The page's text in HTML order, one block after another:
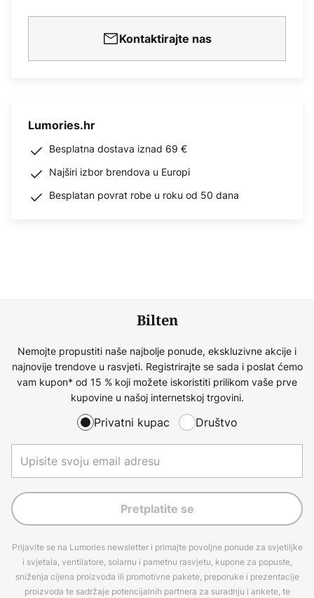
Kontaktirajte nas
Lumories.hr
Besplatna dostava iznad 69 €
Najširi izbor brendova u Europi
Besplatan povrat robe u roku od 50 dana
Bilten
Nemojte propustiti naše najbolje ponude, ekskluzivne akcije i
najnovije trendove u rasvjeti. Registrirajte se sada i poslat ćemo
vam kupon* od 15 % koji možete iskoristiti prilikom vaše prve
kupovine u našoj internetskoj trgovini.
Privatni kupac Društvo
Pretplatite se
Prijavite se na Lumories newsletter i primajte povoljne ponude za svjetiljke
i svjetala, ventilatore, solarnu i pametnu rasvjetu, kupone za popuste,
sniženja cijena proizvoda ili promotivne pakete, preporuke i prezentacije
proizvoda te sadržaje potencijalnih partnera za suradnju i ankete, te